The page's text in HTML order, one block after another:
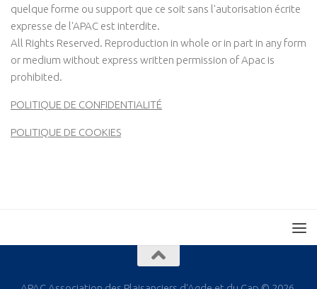
quelque forme ou support que ce soit sans l'autorisation écrite
expresse de l'APAC est interdite.
All Rights Reserved. Reproduction in whole or in part in any form
or medium without express written permission of Apac is
prohibited.
POLITIQUE DE CONFIDENTIALITÉ
POLITIQUE DE COOKIES